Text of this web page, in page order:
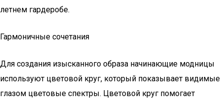
летнем гардеробе.
Гармоничные cочетания
Для создания изысканного образа начинающие модницы
используют цветовой круг, который показывает видимые
глазом цветовые спектры. Цветовой круг помогает